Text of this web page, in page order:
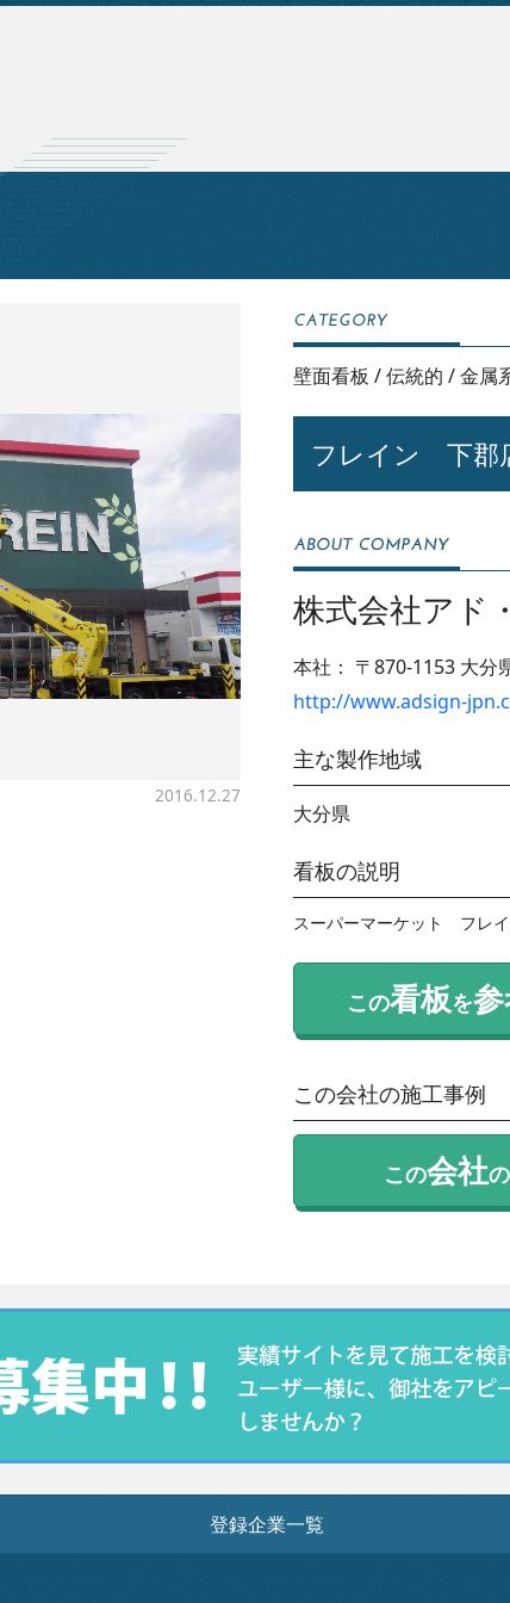
2016.12.27
壁面看板 /伝統的 /金属
フレイン 下郡
株式会社アド
本社： 〒870-1153 大分
http://www.adsign-
主な製作地域
大分県
看板の説明
スーパーマーケット　フレ
この看板を
この会社の施工事例
この会社の
登録企業一覧